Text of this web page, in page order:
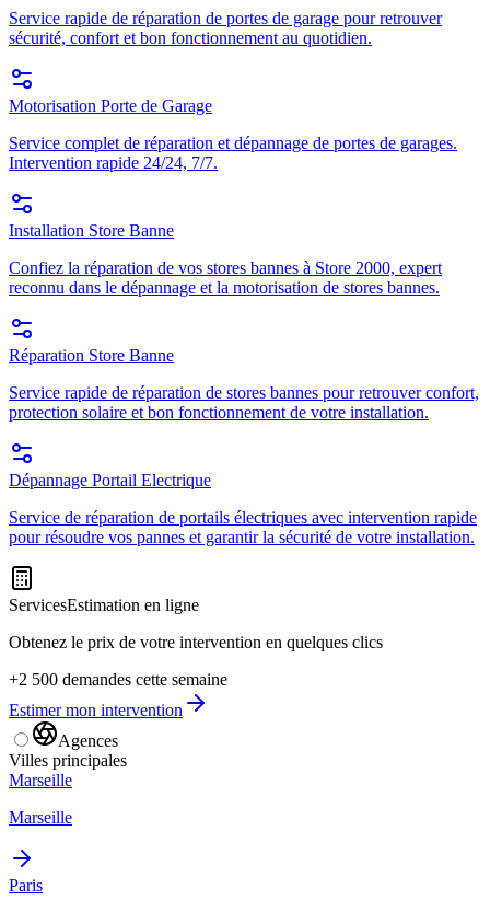
Service rapide de réparation de portes de garage pour retrouver
sécurité, confort et bon fonctionnement au quotidien.
Motorisation Porte de Garage
Service complet de réparation et dépannage de portes de garages.
Intervention rapide 24/24, 7/7.
Installation Store Banne
Confiez la réparation de vos stores bannes à Store 2000, expert
reconnu dans le dépannage et la motorisation de stores bannes.
Réparation Store Banne
Service rapide de réparation de stores bannes pour retrouver confort,
protection solaire et bon fonctionnement de votre installation.
Dépannage Portail Electrique
Service de réparation de portails électriques avec intervention rapide
pour résoudre vos pannes et garantir la sécurité de votre installation.
ServicesEstimation en ligne
Obtenez le prix de votre intervention en quelques clics
+2 500 demandes cette semaine
Estimer mon intervention
Agences
Villes principales
Marseille
Marseille
Paris